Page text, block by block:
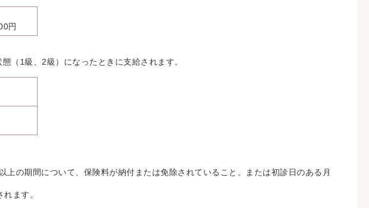
円
（1級、2級）になったときに支給されます。
の期間について、保険料が納付または免除されていること。または初診日のある月
ます。